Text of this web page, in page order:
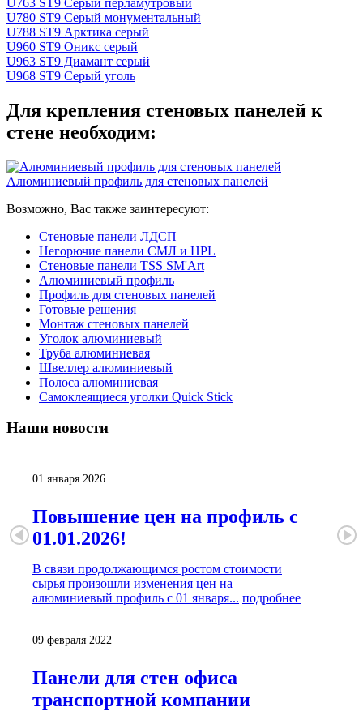
U780 ST9 Серый монументальный
U788 ST9 Арктика серый
U960 ST9 Оникс серый
U963 ST9 Диамант серый
U968 ST9 Серый уголь
Для крепления стеновых панелей к
стене необходим:
Алюминиевый профиль для стеновых панелей
Возможно, Вас также заинтересуют:
Стеновые панели ЛДСП
Негорючие панели СМЛ и HPL
Стеновые панели TSS SM'Art
Алюминиевый профиль
Профиль для стеновых панелей
Готовые решения
Монтаж стеновых панелей
Уголок алюминиевый
Труба алюминиевая
Швеллер алюминиевый
Полоса алюминиевая
Самоклеящиеся уголки Quick Stick
Наши новости
01 января 2026
Повышение цен на профиль с
01.01.2026!
В связи продолжающимся ростом стоимости
сырья произошли изменения цен на
алюминиевый профиль с 01 января... подробнее
09 февраля 2022
Панели для стен офиса
транспортной компании